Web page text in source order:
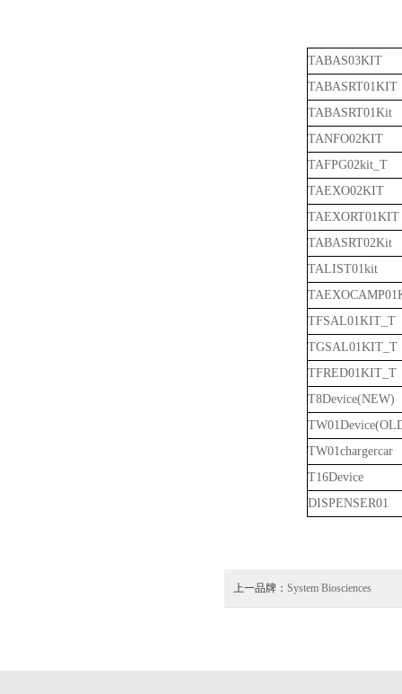
TABAS03KIT
TABASRT01KIT
TABASRT01Kit
TANFO02KIT
TAFPG02kit_T
TAEXO02KIT
TAEXORT01KIT
TABASRT02Kit
TALIST01kit
TFSAL01KIT_T
TGSAL01KIT_T
TFRED01KIT_T
T8Device(NEW)
TW01chargercar
T16Device
DISPENSER01
上一品牌： System Biosciences